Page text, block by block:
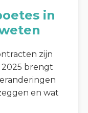
in
zijn
2025 brengt
en wat